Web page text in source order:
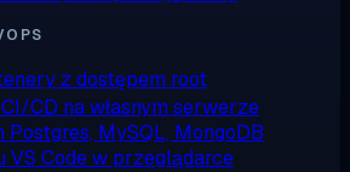
z dostępem root
CD na własnym serwerze
Postgres, MySQL, MongoDB
VS Code w przeglądarce